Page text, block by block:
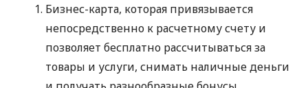
Бизнес-карта, которая привязывается
непосредственно к расчетному счету и
позволяет бесплатно рассчитываться за
товары и услуги, снимать наличные деньги